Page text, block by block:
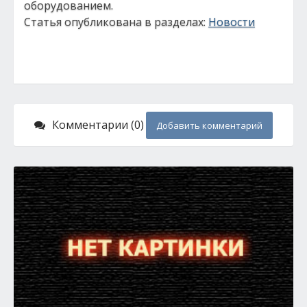
оборудованием.
Статья опубликована в разделах: Новости
Комментарии (0) Добавить комментарий